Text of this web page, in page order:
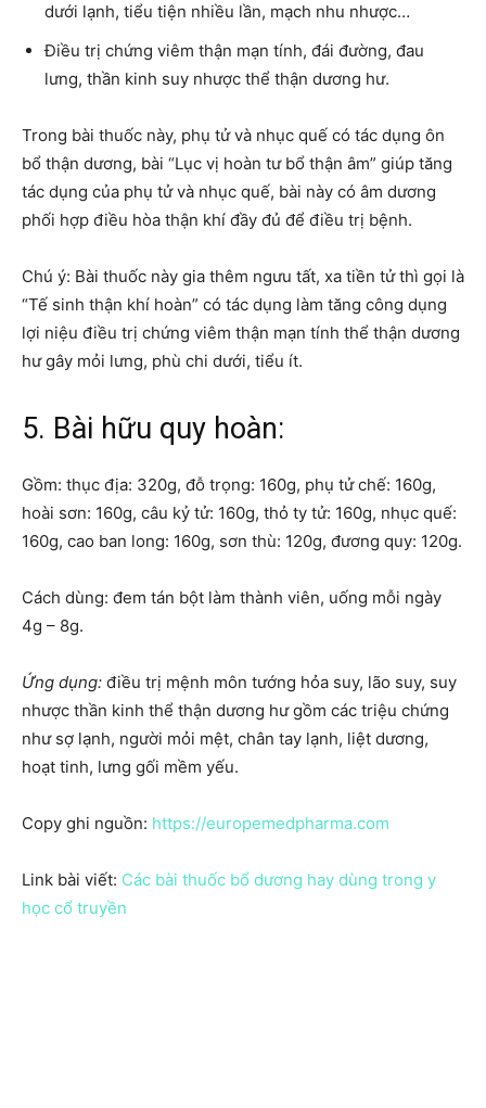
dưới lạnh, tiểu tiện nhiều lần, mạch nhu nhược…
Điều trị chứng viêm thận mạn tính, đái đường, đau
lưng, thần kinh suy nhược thể thận dương hư.
Trong bài thuốc này, phụ tử và nhục quế có tác dụng ôn
bổ thận dương, bài “Lục vị hoàn tư bổ thận âm” giúp tăng
tác dụng của phụ tử và nhục quế, bài này có âm dương
phối hợp điều hòa thận khí đầy đủ để điều trị bệnh.
Chú ý: Bài thuốc này gia thêm ngưu tất, xa tiền tử thì gọi là
“Tế sinh thận khí hoàn” có tác dụng làm tăng công dụng
lợi niệu điều trị chứng viêm thận mạn tính thể thận dương
hư gây mỏi lưng, phù chi dưới, tiểu ít.
5. Bài hữu quy hoàn:
Gồm: thục địa: 320g, đỗ trọng: 160g, phụ tử chế: 160g,
hoài sơn: 160g, câu kỷ tử: 160g, thỏ ty tử: 160g, nhục quế:
160g, cao ban long: 160g, sơn thù: 120g, đương quy: 120g.
Cách dùng: đem tán bột làm thành viên, uống mỗi ngày
4g – 8g.
Ứng dụng: điều trị mệnh môn tướng hỏa suy, lão suy, suy
nhược thần kinh thể thận dương hư gồm các triệu chứng
như sợ lạnh, người mỏi mệt, chân tay lạnh, liệt dương,
hoạt tinh, lưng gối mềm yếu.
Copy ghi nguồn: https://europemedpharma.com
Link bài viết: Các bài thuốc bổ dương hay dùng trong y
học cổ truyền